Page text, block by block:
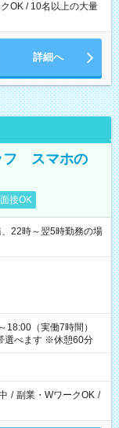
OK / 10名以上の大量
詳細へ
フ スマホの
接OK
22時～翌5時勤務の場
（実働7時間）
選べます ※休憩60分
/ 副業・WワークOK /